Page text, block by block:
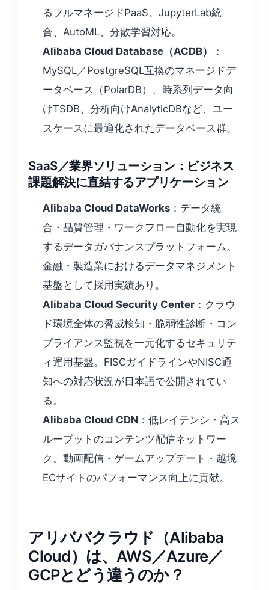
るフルマネージドPaaS。JupyterLab統
合、AutoML、分散学習対応。
Alibaba Cloud Database（ACDB）
：
MySQL／PostgreSQL互換のマネージドデ
ータベース（PolarDB）、時系列データ向
けTSDB、分析向けAnalyticDBなど、ユー
スケースに最適化されたデータベース群。
SaaS／業界ソリューション：ビジネス
課題解決に直結するアプリケーション
Alibaba Cloud DataWorks ：データ統
合・品質管理・ワークフロー自動化を実現
するデータガバナンスプラットフォーム。
金融・製造業におけるデータマネジメント
基盤として採用実績あり。
Alibaba Cloud Security Center ：クラウ
ド環境全体の脅威検知・脆弱性診断・コン
プライアンス監視を一元化するセキュリテ
ィ運用基盤。FISCガイドラインやNISC通
知への対応状況が日本語で公開されてい
る。
Alibaba Cloud CDN ：低レイテンシ・高ス
ループットのコンテンツ配信ネットワー
ク。動画配信・ゲームアップデート・越境
ECサイトのパフォーマンス向上に貢献。
アリババクラウド（Alibaba
Cloud）は、AWS／Azure／
GCPとどう違うのか？